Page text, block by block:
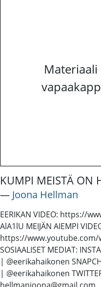
Materiaali
KUMPI MEISTÄ ON
― Joona Hellman
EERIKAN VIDEO: https://
AlA1lU MEIJÄN AIEMPI
https://www.youtube.com/
SOSIAALISET MEDIAT:
| @eerikahaikonen
| @eerikahaikonen